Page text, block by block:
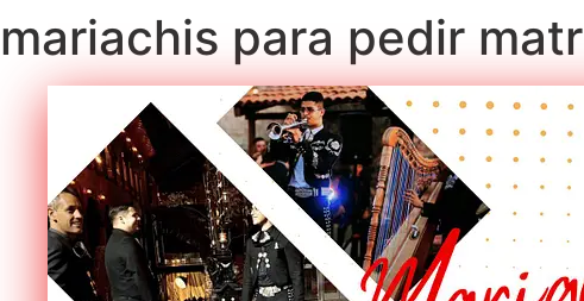
mariachis para pedir